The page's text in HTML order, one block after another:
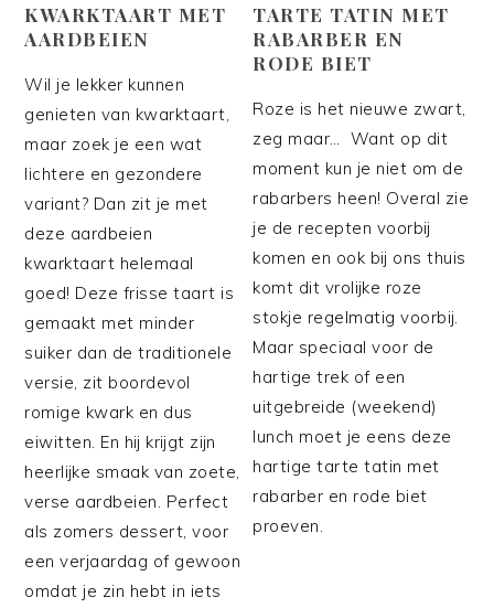
KWARKTAART MET
AARDBEIEN
Wil je lekker kunnen
genieten van kwarktaart,
maar zoek je een wat
lichtere en gezondere
variant? Dan zit je met
deze aardbeien
kwarktaart helemaal
goed! Deze frisse taart is
gemaakt met minder
suiker dan de traditionele
versie, zit boordevol
romige kwark en dus
eiwitten. En hij krijgt zijn
heerlijke smaak van zoete,
verse aardbeien. Perfect
als zomers dessert, voor
een verjaardag of gewoon
omdat je zin hebt in iets
TARTE TATIN MET
RABARBER EN
RODE BIET
Roze is het nieuwe zwart,
zeg maar… Want op dit
moment kun je niet om de
rabarbers heen! Overal zie
je de recepten voorbij
komen en ook bij ons thuis
komt dit vrolijke roze
stokje regelmatig voorbij.
Maar speciaal voor de
hartige trek of een
uitgebreide (weekend)
lunch moet je eens deze
hartige tarte tatin met
rabarber en rode biet
proeven.